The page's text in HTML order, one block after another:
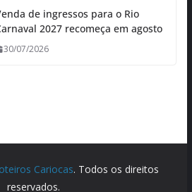
de ingressos para o Rio
2027 recomeça em agosto
30/07/2026
Cariocas. Todos os direitos
reservados.